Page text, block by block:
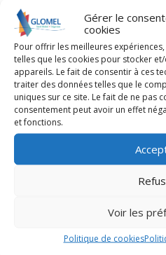
Gérer le
cookies
Pour offrir les meilleures
telles que les cookies pour stocker
appareils. Le fait de consentir à ces
traiter des données telles que le
uniques sur ce site. Le fait de ne pas
consentement peut avoir un effet
et fonctions.
Voir les
Politique de cookies
PARTICULIERS
Déclaration et
Procédure et
Tout ce qu'il faut
sociales d'une
responsabilité limitée
Tout ce qu'il faut savoir
sociales d'un
Tout ce qu'il faut savoir
Tout ce qu'il faut savoir
Tout ce qu'il faut savoir
sociales d'une société